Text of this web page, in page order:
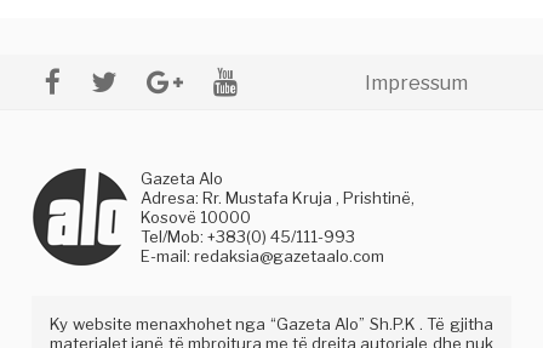
Impressum
Gazeta Alo
Adresa: Rr. Mustafa Kruja , Prishtinë,
Kosovë 10000
Tel/Mob: +383(0) 45/111-993
E-mail:redaksia@gazetaalo.com
Ky website menaxhohet nga “Gazeta Alo” Sh.P.K . Të gjitha
materialet janë të mbrojtura me të drejta autoriale dhe nuk